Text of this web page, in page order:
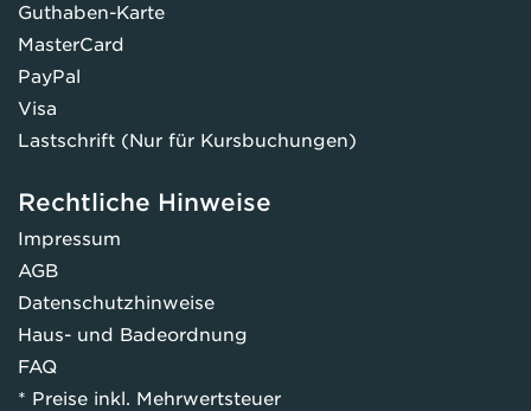
Guthaben-Karte
MasterCard
PayPal
Visa
Lastschrift (Nur für Kursbuchungen)
Rechtliche Hinweise
Impressum
AGB
Datenschutzhinweise
Haus- und Badeordnung
FAQ
* Preise inkl. Mehrwertsteuer